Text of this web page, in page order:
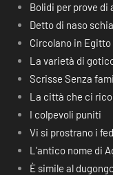
Bolidi per prove di
Detto di naso
Circolano in Egitto
La varietà di
Scrisse Senza
La città che ci
I colpevoli puniti
Vi si prostrano i
L’antico nome di
È simile al